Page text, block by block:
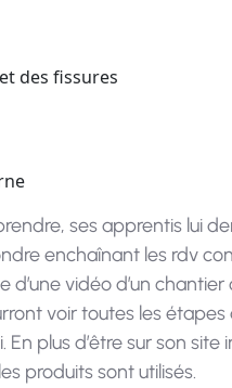
des fissures
ses apprentis lui
enchaînant les rdv
d’une vidéo d’un
voir toutes les
plus d’être sur son
produits sont utilisés.